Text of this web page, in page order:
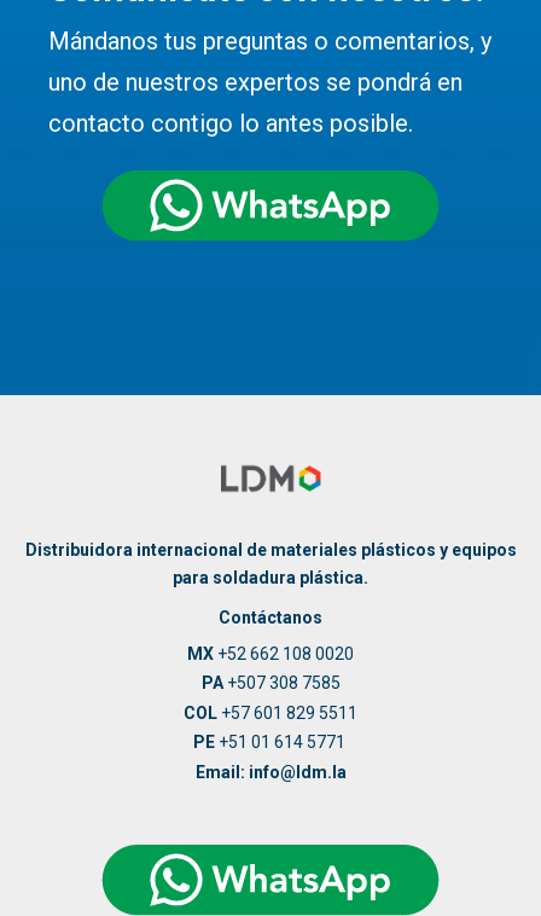
Mándanos tus preguntas o comentarios, y
uno de nuestros expertos se pondrá en
contacto contigo lo antes posible.
Distribuidora internacional de materiales plásticos y equipos
para soldadura plástica.
Contáctanos
MX +52 662 108 0020
PA+507 308 7585
COL +57 601 829 5511
PE +51 01 614 5771
Email: info@ldm.la